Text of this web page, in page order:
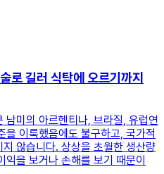
길러 식탁에 오르기까지
남미의 아르헨티나, 브라질, 유럽연
이룩했음에도 불구하고, 국가적
않습니다. 상상을 초월한 생산량
을 보거나 손해를 보기 때문이